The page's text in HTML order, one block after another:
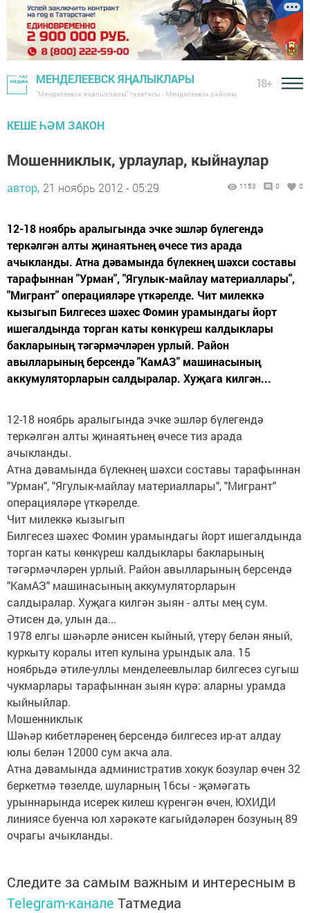
МЕНДЕЛЕЕВСК ЯҢАЛЫКЛАРЫ
"Менделеевск яңалыклары" газетасы - Менделеевск районы
18+
КЕШЕ ҺӘМ ЗАКОН
Мошенниклык, урлаулар, кыйнаулар
автор, 21 ноябрь 2012 - 05:29 1153 0 0
12-18 ноябрь аралыгында эчке эшләр бүлегендә
теркәлгән алты җинаятьнең өчесе тиз арада
ачыкланды. Атна дәвамында бүлекнең шәхси составы
тарафыннан "Урман", "Ягулык-майлау материаллары",
"Мигрант" операцияләре үткәрелде. Чит милеккә
кызыгып Билгесез шәхес Фомин урамындагы йорт
ишегалдында торган каты көнкүреш калдыклары
бакларының тәгәрмәчләрен урлый. Район
авылларының берсендә "КамАЗ" машинасының
аккумуляторларын салдыралар. Хуҗага килгән...
12-18 ноябрь аралыгында эчке эшләр бүлегендә
теркәлгән алты җинаятьнең өчесе тиз арада
ачыкланды.
Атна дәвамында бүлекнең шәхси составы тарафыннан
"Урман", "Ягулык-майлау материаллары", "Мигрант"
операцияләре үткәрелде.
Чит милеккә кызыгып
Билгесез шәхес Фомин урамындагы йорт ишегалдында
торган каты көнкүреш калдыклары бакларының
тәгәрмәчләрен урлый. Район авылларының берсендә
"КамАЗ" машинасының аккумуляторларын
салдыралар. Хуҗага килгән зыян - алты мең сум.
Әтисен дә, улын да...
1978 елгы шәһәрле әнисен кыйный, үтерү белән яный,
куркыту коралы итеп кулына урындык ала. 15
ноябрьдә әтиле-уллы менделеевлылар билгесез сугыш
чукмарлары тарафыннан зыян күрә: аларны урамда
кыйныйлар.
Мошенниклык
Шәһәр кибетләренең берсендә билгесез ир-ат алдау
юлы белән 12000 сум акча ала.
Атна дәвамында административ хокук бозулар өчен 32
беркетмә төзелде, шуларның 16сы - җәмәгать
урыннарында исерек килеш күренгән өчен, ЮХИДИ
линиясе буенча юл хәрәкәте кагыйдәләрен бозуның 89
очрагы ачыкланды.
Следите за самым важным и интересным в
Telegram-канале Татмедиа